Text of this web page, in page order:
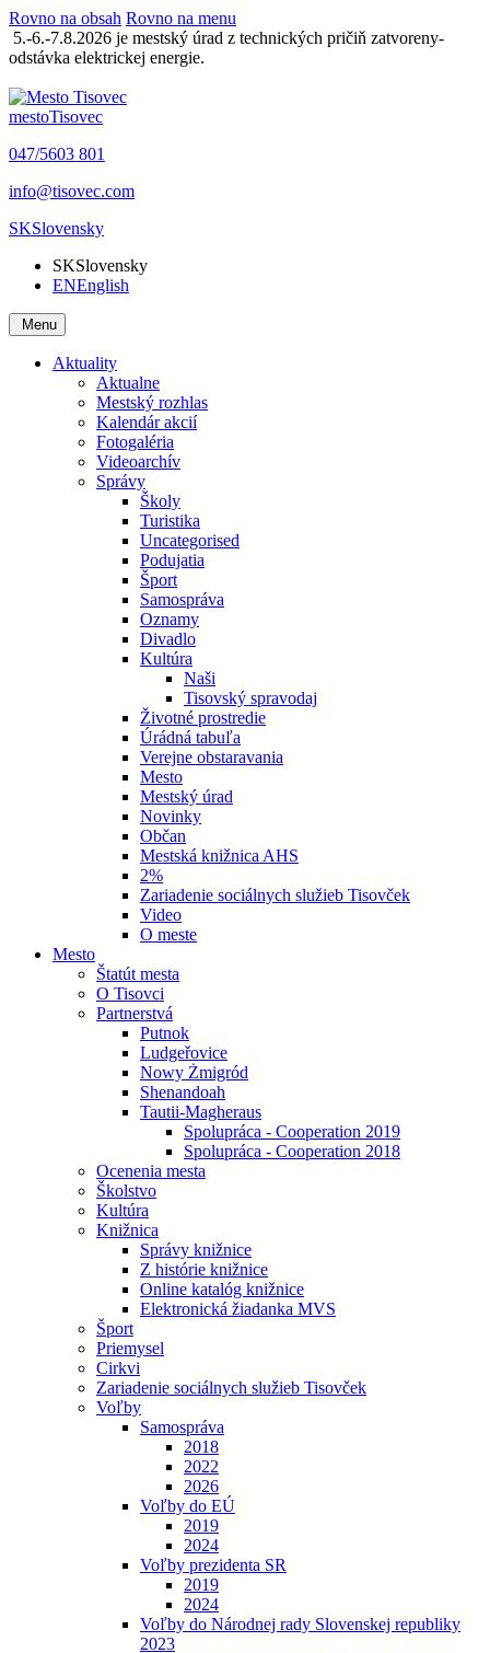
Rovno na obsah Rovno na menu
5.-6.-7.8.2026 je mestský úrad z technických pričiň zatvoreny-
odstávka elektrickej energie.
mestoTisovec
047/5603 801
info@tisovec.com
SKSlovensky
SKSlovensky
ENEnglish
Menu
Aktuality
Aktualne
Mestský rozhlas
Kalendár akcií
Fotogaléria
Videoarchív
Správy
Školy
Turistika
Uncategorised
Podujatia
Šport
Samospráva
Oznamy
Divadlo
Kultúra
Naši
Tisovský spravodaj
Životné prostredie
Úrádná tabuľa
Verejne obstaravania
Mesto
Mestský úrad
Novinky
Občan
Mestská knižnica AHS
2%
Zariadenie sociálnych služieb Tisovček
Video
O meste
Mesto
Štatút mesta
O Tisovci
Partnerstvá
Putnok
Ludgeřovice
Nowy Żmigród
Shenandoah
Tautii-Magheraus
Spolupráca - Cooperation 2019
Spolupráca - Cooperation 2018
Ocenenia mesta
Školstvo
Kultúra
Knižnica
Správy knižnice
Z histórie knižnice
Online katalóg knižnice
Elektronická žiadanka MVS
Šport
Priemysel
Cirkvi
Zariadenie sociálnych služieb Tisovček
Voľby
Samospráva
2018
2022
2026
Voľby do EÚ
2019
2024
Voľby prezidenta SR
2019
2024
Voľby do Národnej rady Slovenskej republiky
2023